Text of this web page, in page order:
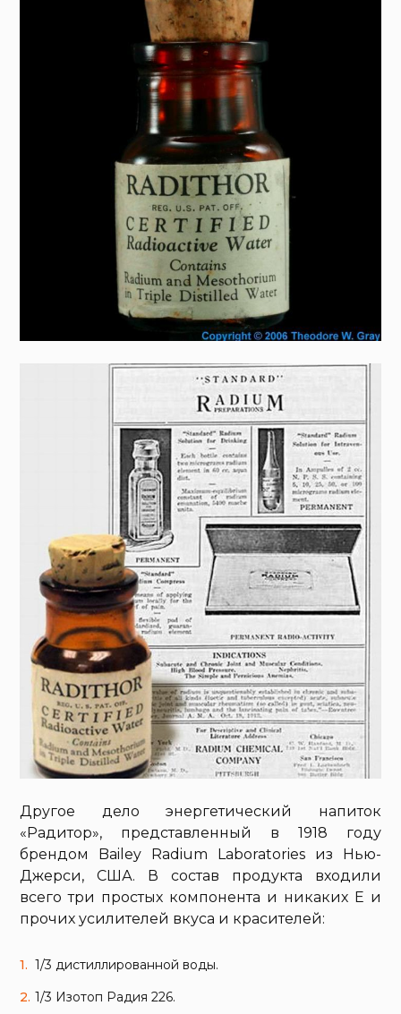
Другое дело энергетический напиток
«Радитор», представленный в 1918 году
брендом Bailey Radium Laboratories из Нью-
Джерси, США. В состав продукта входили
всего три простых компонента и никаких Е и
прочих усилителей вкуса и красителей:
1/3 дистиллированной воды.
1/3 Изотоп Радия 226.